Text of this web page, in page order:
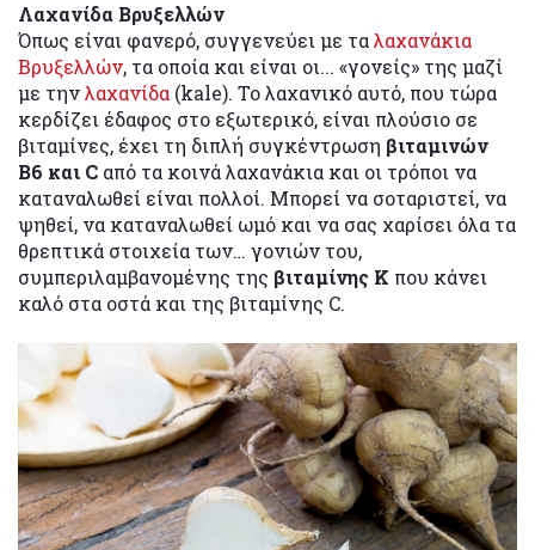
Λαχανίδα Βρυξελλών
Όπως είναι φανερό, συγγενεύει με ταλαχανάκια
Βρυξελλών, τα οποία και είναι οι... «γονείς» της μαζί
με τηνλαχανίδα (kale). Το λαχανικό αυτό, που τώρα
κερδίζει έδαφος στο εξωτερικό, είναι πλούσιο σε
βιταμίνες, έχει τη διπλή συγκέντρωση βιταμινών
B6 και C από τα κοινά λαχανάκια και οι τρόποι να
καταναλωθεί είναι πολλοί. Μπορεί να σοταριστεί, να
ψηθεί, να καταναλωθεί ωμό και να σας χαρίσει όλα τα
θρεπτικά στοιχεία των… γονιών του,
συμπεριλαμβανομένης της βιταμίνης Κ που κάνει
καλό στα οστά και της βιταμίνης C.